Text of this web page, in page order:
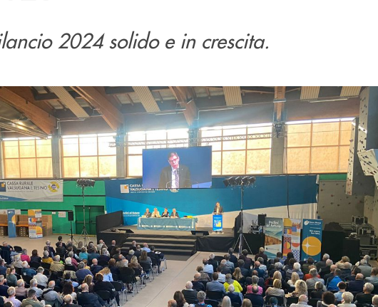
2024 solido e in crescita.